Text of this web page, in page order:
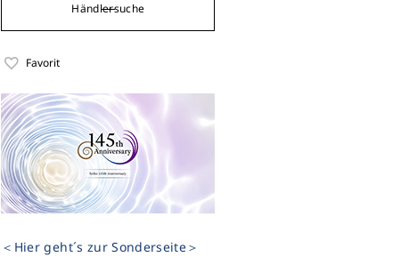
Händlersuche
Favorit
＜Hier geht´s zur Sonderseite＞